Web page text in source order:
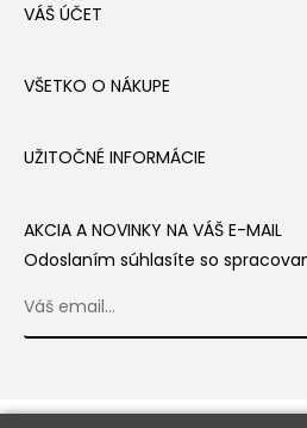
VÁŠ ÚČET
VŠETKO O NÁKUPE
UŽITOČNÉ INFORMÁCIE
AKCIA A NOVINKY NA VÁŠ E-MAIL
Odoslaním súhlasíte so